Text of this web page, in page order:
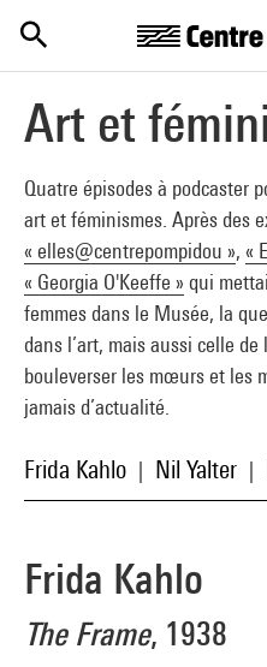
Art et
Quatre épisodes à podcaster
art et féminismes. Après des
« elles@centrepompidou », «
« Georgia O'Keeffe » qui
femmes dans le Musée, la
dans l’art, mais aussi celle de
bouleverser les mœurs et les
jamais d’actualité.
Frida Kahlo Nil Yalter
Frida Kahlo
The Frame, 1938